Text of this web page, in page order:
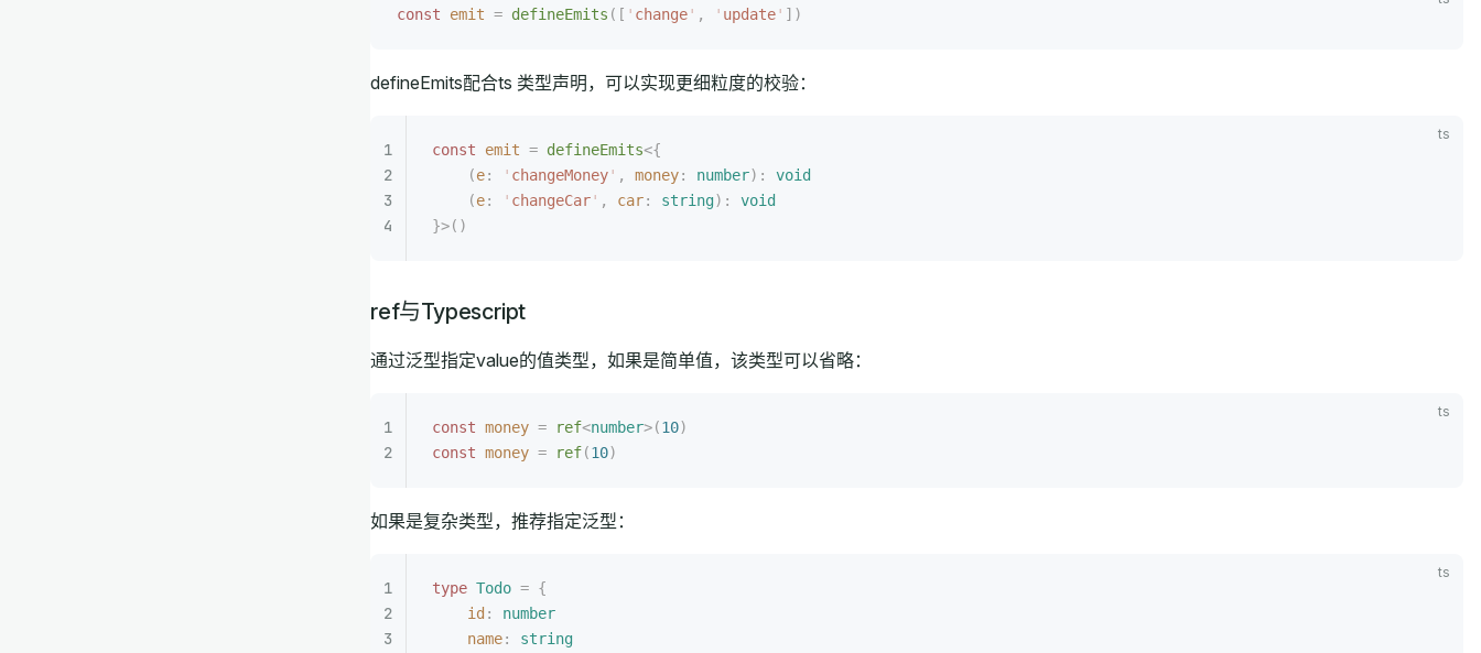
const emit = defineEmits ([ ' change' , ' update' ])
defineEmits配合ts 类型声明，可以实现更细粒度的校验：
const emit = defineEmits<{
    (
e: ' changeMoney' , money: number):
void
    (
e: ' changeCar' , car: string):
void
}>()
ref与Typescript
通过泛型指定value的值类型，如果是简单值，该类型可以省略：
const money = ref<number>(10)
const money = ref(10)
如果是复杂类型，推荐指定泛型：
type Todo = {
    id
: number
    name
: string